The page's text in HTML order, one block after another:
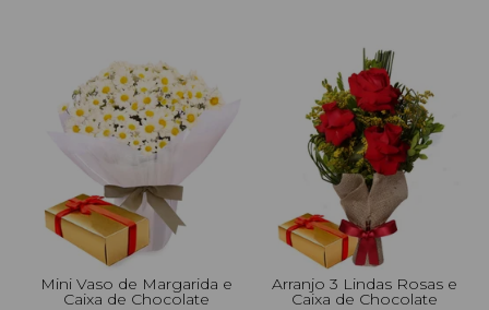
Mini Vaso de Margarida e
Caixa de Chocolate
Arranjo 3 Lindas Rosas e
Caixa de Chocolate